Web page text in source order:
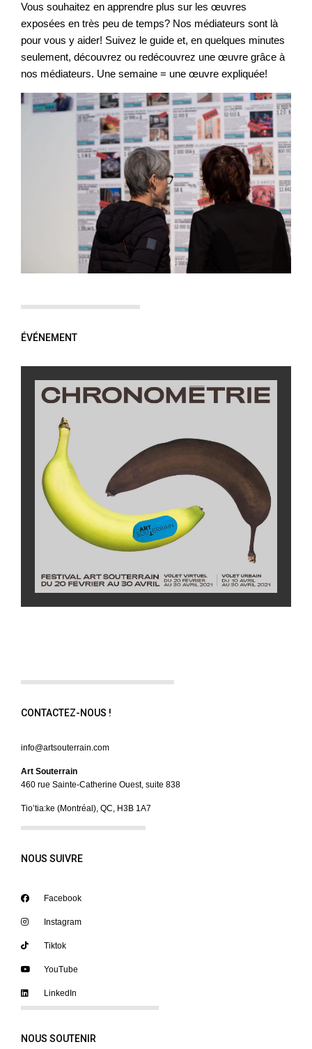
Vous souhaitez en apprendre plus sur les œuvres
exposées en très peu de temps? Nos médiateurs sont là
pour vous y aider! Suivez le guide et, en quelques minutes
seulement, découvrez ou redécouvrez une œuvre grâce à
nos médiateurs. Une semaine = une œuvre expliquée!
ÉVÉNEMENT
CONTACTEZ-NOUS !
info@artsouterrain.com
Art Souterrain
460 rue Sainte-Catherine Ouest, suite 838
Tio’tia:ke (Montréal), QC, H3B 1A7
NOUS SUIVRE
Facebook
Instagram
Tiktok
YouTube
LinkedIn
NOUS SOUTENIR